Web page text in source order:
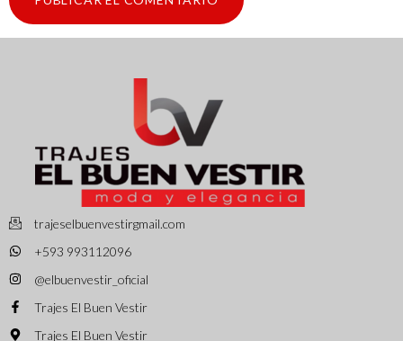
trajeselbuenvestirgmail.com
+593 993112096
@elbuenvestir_oficial
Trajes El Buen Vestir
Trajes El Buen Vestir